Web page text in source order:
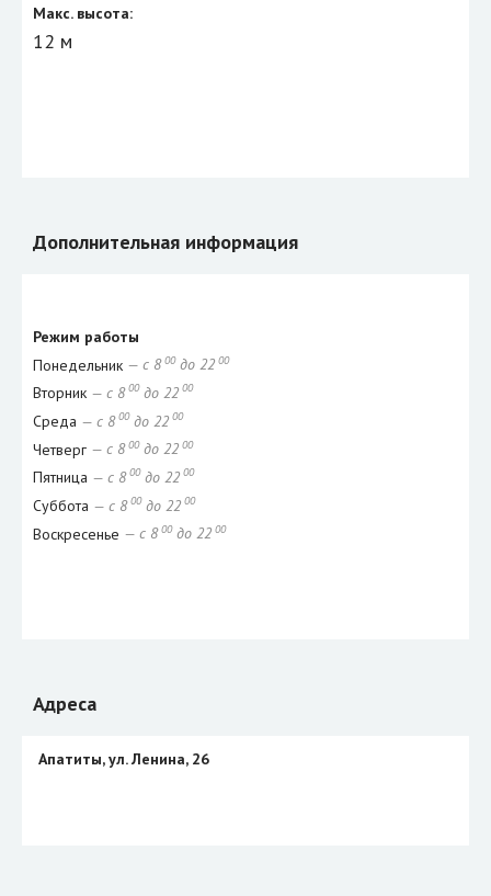
Макс. высота:
12 м
Дополнительная информация
Режим работы
Понедельник — с 8 00до 22 00
Вторник — с 8 00до 22 00
Среда — с 8 00до 22 00
Четверг — с 8 00до 22 00
Пятница — с 8 00до 22 00
Суббота — с 8 00до 22 00
Воскресенье — с 8 00до 22 00
Адреса
Апатиты, ул. Ленина, 26